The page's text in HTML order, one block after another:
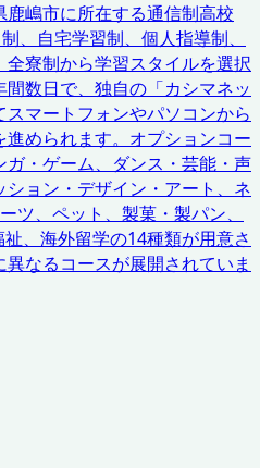
嶋市に所在する通信制高校
、自宅学習制、個人指導制、
寮制から学習スタイルを選択
数日で、独自の「カシマネッ
スマートフォンやパソコンから
められます。オプションコー
・ゲーム、ダンス・芸能・声
ョン・デザイン・アート、ネ
ツ、ペット、製菓・製パン、
、海外留学の14種類が用意さ
なるコースが展開されていま